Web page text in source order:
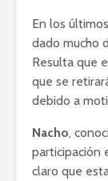
En los
dado mucho
Resulta que
que se
debido a
Nacho,
participación
claro que